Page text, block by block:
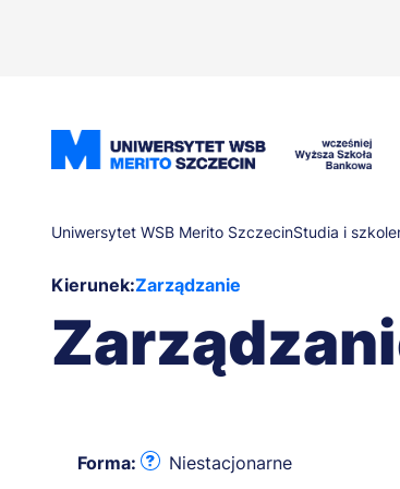
Ścieżka
nawigacyjna
Uniwersytet WSB Merito SzczecinStudia i
Kierunek:Zarządzanie
Forma: Niestacjonarne